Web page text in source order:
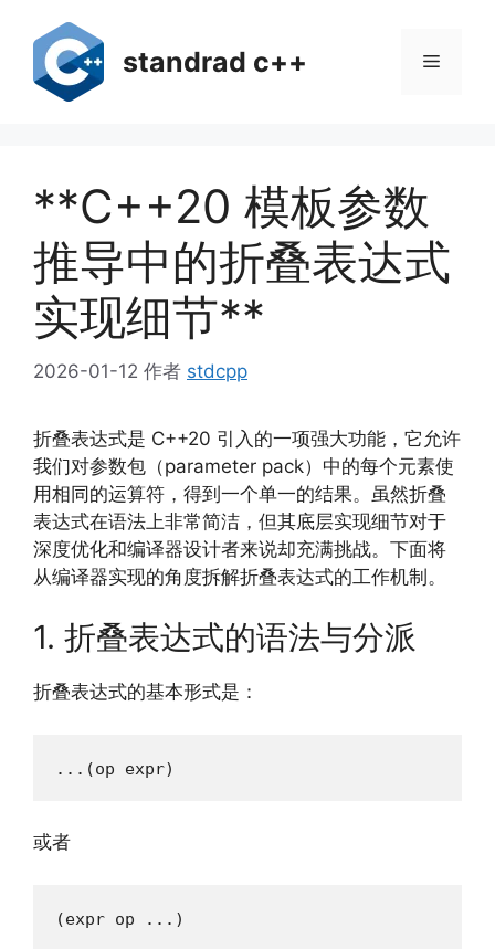
standrad c++ 菜
**C++20 模板参数
推导中的折叠表达式
实现细节**
2026-01-12 作者 stdcpp
折叠表达式是 C++20 引入的一项强大功能，它允许
我们对参数包（parameter pack）中的每个元素使
用相同的运算符，得到一个单一的结果。虽然折叠
表达式在语法上非常简洁，但其底层实现细节对于
深度优化和编译器设计者来说却充满挑战。下面将
从编译器实现的角度拆解折叠表达式的工作机制。
1. 折叠表达式的语法与分派
折叠表达式的基本形式是：
...(op expr)
或者
(expr op ...)